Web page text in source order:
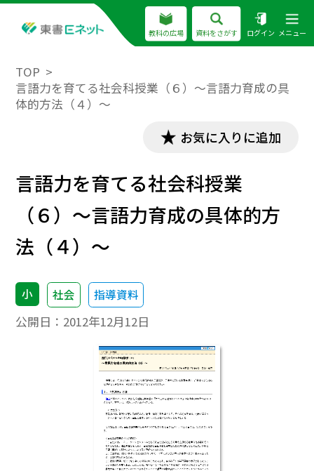
教科の広場 資料をさがす ログイン メニュー
TOP
言語力を育てる社会科授業（６）～言語力育成の具
体的方法（４）～
お気に入りに追加
言語力を育てる社会科授業
（６）～言語力育成の具体的方
法（４）～
小 社会 指導資料
公開日： 2012年12月12日